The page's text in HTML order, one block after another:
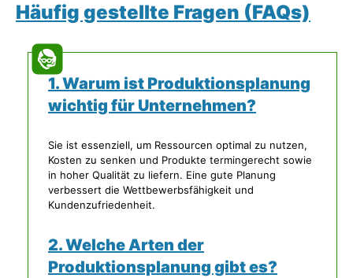
Häufig gestellte Fragen (FAQs)
1. Warum ist Produktionsplanung
wichtig für Unternehmen?
Sie ist essenziell, um Ressourcen optimal zu nutzen,
Kosten zu senken und Produkte termingerecht sowie
in hoher Qualität zu liefern. Eine gute Planung
verbessert die Wettbewerbsfähigkeit und
Kundenzufriedenheit.
2. Welche Arten der
Produktionsplanung gibt es?